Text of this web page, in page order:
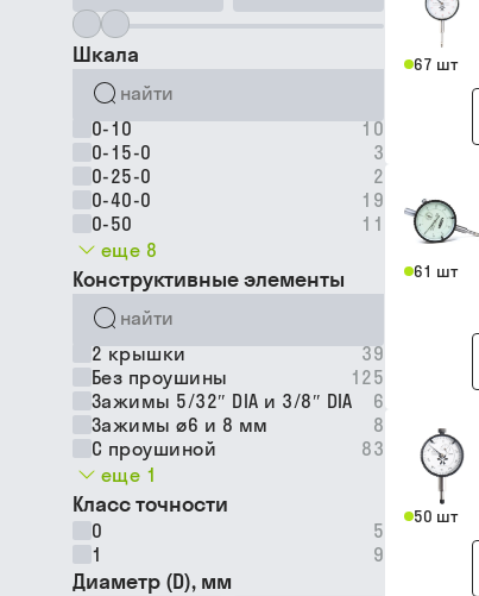
Шкала
0-10
10
0-15-0
3
0-25-0
2
0-40-0
19
0-50
11
еще 8
Конструктивные элементы
2 крышки
39
Без проушины
125
Зажимы 5/32″ DIA и 3/8″ DIA
6
Зажимы ø6 и 8 мм
8
С проушиной
83
еще 1
Класс точности
0
5
1
9
Диаметр (D), мм
67 шт
61 шт
50 шт